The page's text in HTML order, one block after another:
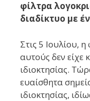
φίλτρα
διαδίκτυο με
Στις 5 Ιουλίου,
αυτούς δεν είχε
ιδιοκτησίας.
ευαίσθητα
ιδιοκτησίας,